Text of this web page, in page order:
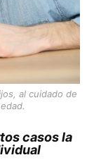
al cuidado de